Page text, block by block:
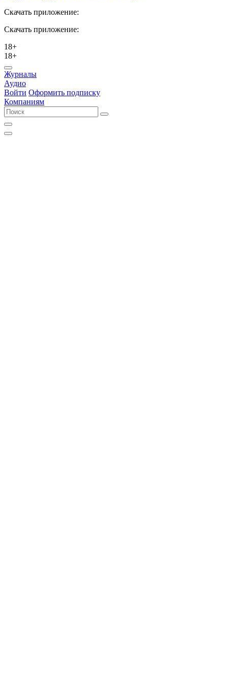
Скачать приложение:
Скачать приложение:
18+
18+
Журналы
Аудио
Войти Оформить подписку
Компаниям